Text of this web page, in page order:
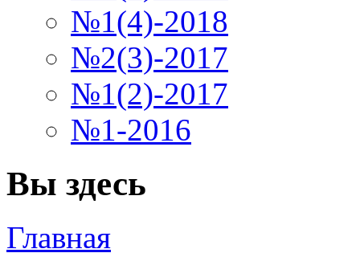
№1(4)-2018
№2(3)-2017
№1(2)-2017
№1-2016
Вы здесь
Главная